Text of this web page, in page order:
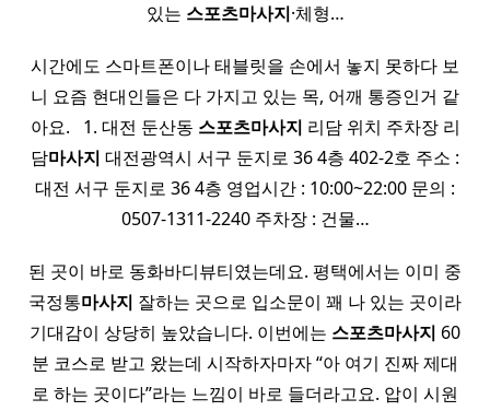
있는 스포츠마사지·체형…
시간에도 스마트폰이나 태블릿을 손에서 놓지 못하다 보
니 요즘 현대인들은 다 가지고 있는 목, 어깨 통증인거 같
아요. ​ ​ 1. 대전 둔산동 스포츠마사지 리담 위치 주차장 리
담마사지 대전광역시 서구 둔지로 36 4층 402-2호 주소 :
대전 서구 둔지로 36 4층 영업시간 : 10:00~22:00 문의 :
0507-1311-2240 주차장 : 건물…
된 곳이 바로 동화바디뷰티였는데요. 평택에서는 이미 중
국정통마사지 잘하는 곳으로 입소문이 꽤 나 있는 곳이라
기대감이 상당히 높았습니다. 이번에는 스포츠마사지 60
분 코스로 받고 왔는데 시작하자마자 “아 여기 진짜 제대
로 하는 곳이다”라는 느낌이 바로 들더라고요. 압이 시원